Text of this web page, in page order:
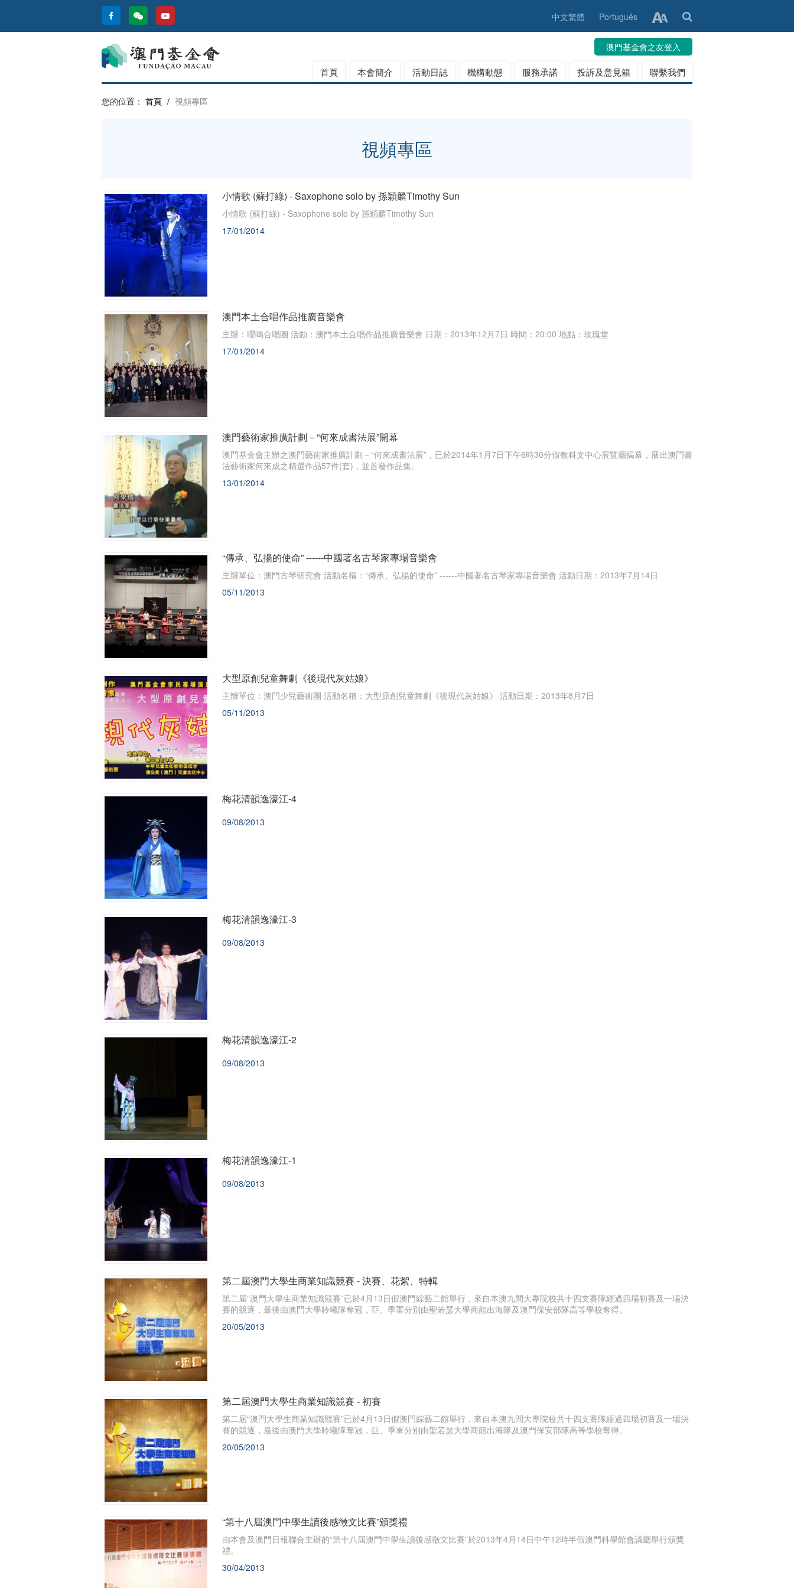
中文繁體 Português
澳門基金會之友登入
首頁 本會簡介 活動日誌 機構動態 服務承諾 投訴及意見箱 聯繫我們
您的位置： 首頁 / 視頻專區
視頻專區
小情歌 (蘇打綠) - Saxophone solo by 孫穎麟Timothy Sun
小情歌 (蘇打綠) - Saxophone solo by 孫穎麟Timothy Sun
17/01/2014
澳門本土合唱作品推廣音樂會
主辦：嚶鳴合唱團 活動：澳門本土合唱作品推廣音樂會 日期：2013年12月7日 時間：20:00 地點：玫瑰堂
17/01/2014
澳門藝術家推廣計劃－“何來成書法展”開幕
澳門基金會主辦之澳門藝術家推廣計劃－“何來成書法展”，已於2014年1月7日下午6時30分假教科文中心展覽廳揭幕，展出澳門書
法藝術家何來成之精選作品57件(套)，並首發作品集。
13/01/2014
“傳承、弘揚的使命” ------中國著名古琴家專場音樂會
​主辦單位：澳門古琴研究會 活動名稱：“傳承、弘揚的使命” ------中國著名古琴家專場音樂會 活動日期：2013年7月14日
05/11/2013
大型原創兒童舞劇《後現代灰姑娘》
主辦單位：澳門少兒藝術團 活動名稱：大型原創兒童舞劇《後現代灰姑娘》 活動日期：2013年8月7日
05/11/2013
梅花清韻逸濠江-4
09/08/2013
梅花清韻逸濠江-3
09/08/2013
梅花清韻逸濠江-2
09/08/2013
梅花清韻逸濠江-1
09/08/2013
第二屆澳門大學生商業知識競賽 - 決賽、花絮、特輯
​第二屆“澳門大學生商業知識競賽”已於4月13日假澳門綜藝二館舉行，來自本澳九間大專院校共十四支賽隊經過四場初賽及一場決
賽的競逐，最後由澳門大學聆曦隊奪冠，亞、季軍分別由聖若瑟大學商龍出海隊及澳門保安部隊高等學校奪得。
20/05/2013
第二屆澳門大學生商業知識競賽 - 初賽
第二屆“澳門大學生商業知識競賽”已於4月13日假澳門綜藝二館舉行，來自本澳九間大專院校共十四支賽隊經過四場初賽及一場決
賽的競逐，最後由澳門大學聆曦隊奪冠，亞、季軍分別由聖若瑟大學商龍出海隊及澳門保安部隊高等學校奪得。
20/05/2013
“第十八屆澳門中學生讀後感徵文比賽”頒獎禮
由本會及澳門日報聯合主辦的“第十八屆澳門中學生讀後感徵文比賽”於2013年4月14日中午12時半假澳門科學館會議廳舉行頒獎
禮。
30/04/2013